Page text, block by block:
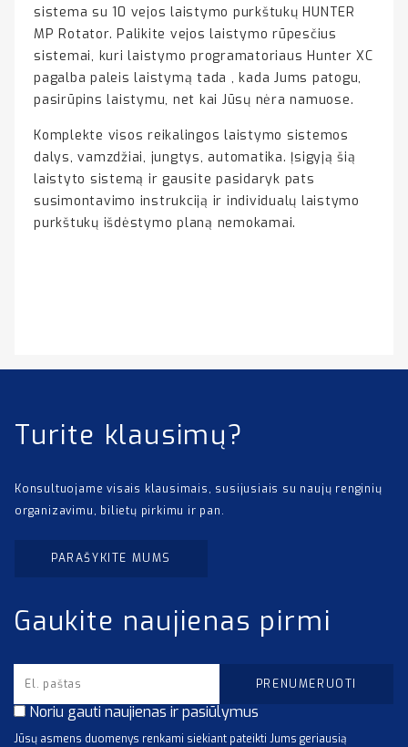
sistema su 10 vejos laistymo purkštukų HUNTER
MP Rotator. Palikite vejos laistymo rūpesčius
sistemai, kuri laistymo programatoriaus Hunter XC
pagalba paleis laistymą tada , kada Jums patogu,
pasirūpins laistymu, net kai Jūsų nėra namuose.
Komplekte visos reikalingos laistymo sistemos
dalys, vamzdžiai, jungtys, automatika. Įsigyją šią
laistyto sistemą ir gausite pasidaryk pats
susimontavimo instrukciją ir individualų laistymo
purkštukų išdėstymo planą nemokamai.
Turite klausimų?
Konsultuojame visais klausimais, susijusiais su naujų renginių
organizavimu, bilietų pirkimu ir pan.
PARAŠYKITE MUMS
Gaukite naujienas pirmi
Noriu gauti naujienas ir pasiūlymus
Jūsų asmens duomenys renkami siekiant pateikti Jums geriausią